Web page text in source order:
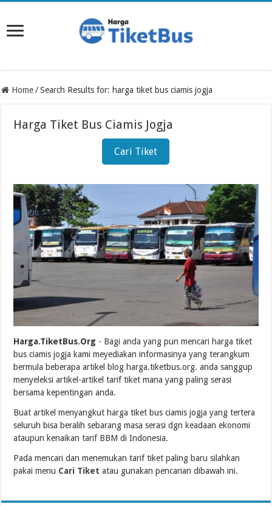
Home / Search Results for: harga tiket bus ciamis jogja
Harga Tiket Bus Ciamis Jogja
Cari Tiket
Harga.TiketBus.Org - Bagi anda yang pun mencari harga tiket
bus ciamis jogja kami meyediakan informasinya yang terangkum
bermula beberapa artikel blog harga.tiketbus.org. anda sanggup
menyeleksi artikel-artikel tarif tiket mana yang paling serasi
bersama kepentingan anda.
Buat artikel menyangkut harga tiket bus ciamis jogja yang tertera
seluruh bisa beralih sebarang masa serasi dgn keadaan ekonomi
ataupun kenaikan tarif BBM di Indonesia.
Pada mencari dan menemukan tarif tiket paling baru silahkan
pakai menu Cari Tiket atau gunakan pencarian dibawah ini.